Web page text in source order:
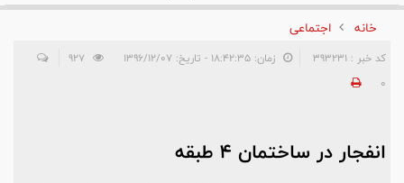
وضعیت
ناوبری
خانه
اجتماعی
کد خبر : 393231 زمان: ۱۸:۴۲:۳۵ - تاریخ: ۱۳۹۶/۱۲/۰۷
0
انفجار در ساختمان 4 طبقه